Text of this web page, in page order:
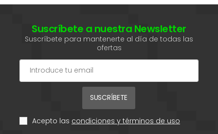
Suscríbete a nuestra Newsletter
Suscríbete para mantenerte al día de todas las
ofertas
SUSCRÍBETE
Acepto las condiciones y términos de uso